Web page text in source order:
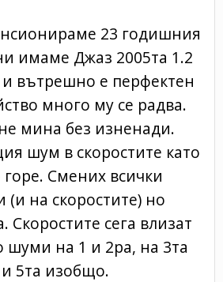
23 годишния
имаме Джаз 2005та 1.2
вътрешно е перфектен
много му се радва.
мина без изненади.
шум в скоростите като
Смених всички
(и на скоростите) но
Скоростите сега влизат
шуми на 1 и 2ра, на 3та
5та изобщо.